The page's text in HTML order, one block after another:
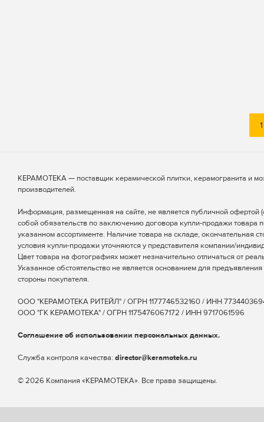
1
КЕРАМОТЕКА — поставщик керамической плитки, керамогранита и
производителей.
Информация, размещенная на сайте, не является публичной офертой
собой обязательств по заключению договора купли-продажи товара
указанном ассортименте. Наличие товара на складе, окончательная
условия купли-продажи уточняются у представителя компании/
Цвет товара на фотографиях может незначительно отличаться от
Указанное обстоятельство не является основанием для
стороны покупателя.
ООО "КЕРАМОТЕКА РИТЕЙЛ" / ОГРН 1177746532160 / ИНН
ООО "ГК КЕРАМОТЕКА" / ОГРН 1175476067172 / ИНН 9717061596
Соглашение об использовании персональных данных.
Cлужба контроля качества: director@keramoteka.ru
© 2026 Компания «КЕРАМОТЕКА». Все права защищены.